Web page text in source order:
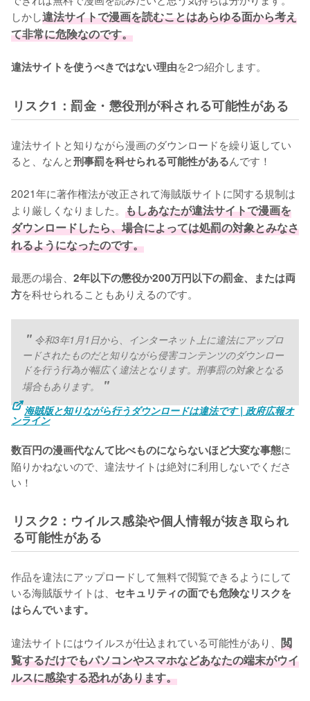
しかし違法サイトで漫画を読むことはあらゆる面から考え
て非常に危険なのです。
違法サイトを使うべきではない理由を2つ紹介します。
リスク1：罰金・懲役刑が科される可能性がある
違法サイトと知りながら漫画のダウンロードを繰り返してい
ると、なんと刑事罰を科せられる可能性があるんです！
2021年に著作権法が改正されて海賊版サイトに関する規制は
より厳しくなりました。 もしあなたが違法サイトで漫画を
ダウンロードしたら、場合によっては処罰の対象とみなさ
れるようになったのです。
最悪の場合、 2年以下の懲役か200万円以下の罰金、または両
方を科せられることもありえるのです。
令和3年1月1日から、インターネット上に違法にアップロ
ードされたものだと知りながら侵害コンテンツのダウンロー
ドを行う行為が幅広く違法となります。刑事罰の対象となる
場合もあります。
海賊版と知りながら行うダウンロードは違法です | 政府広報オ
ンライン
数百円の漫画代なんて比べものにならないほど大変な事態に
陥りかねないので、違法サイトは絶対に利用しないでくださ
い！
リスク2：ウイルス感染や個人情報が抜き取られ
る可能性がある
作品を違法にアップロードして無料で閲覧できるようにして
いる海賊版サイトは、 セキュリティの面でも危険なリスクを
はらんでいます。
違法サイトにはウイルスが仕込まれている可能性があり、 閲
覧するだけでもパソコンやスマホなどあなたの端末がウイ
ルスに感染する恐れがあります。